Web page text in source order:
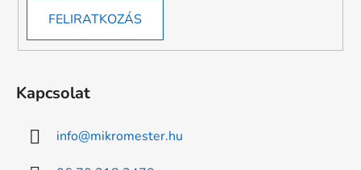
FELIRATKOZÁS
Kapcsolat
info@mikromester.hu